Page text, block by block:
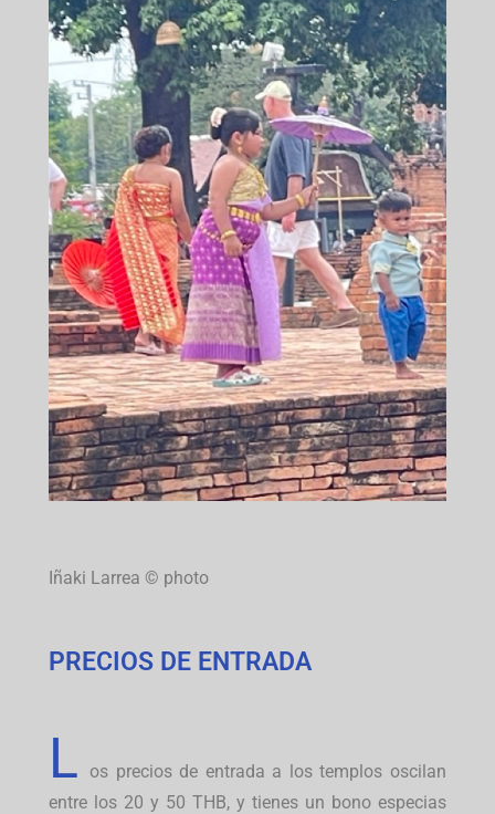
Iñaki Larrea © photo
PRECIOS DE ENTRADA
L
os precios de entrada a los templos oscilan
entre los 20 y 50 THB, y tienes un bono especias